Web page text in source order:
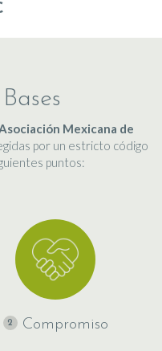
Mexicana de
por un estricto código
puntos:
2 Compromiso